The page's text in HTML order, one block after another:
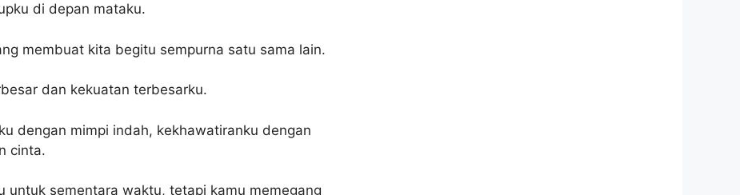
di depan mataku.
membuat kita begitu sempurna satu sama lain.
dan kekuatan terbesarku.
dengan mimpi indah, kekhawatiranku dengan
cinta.
untuk sementara waktu, tetapi kamu memegang